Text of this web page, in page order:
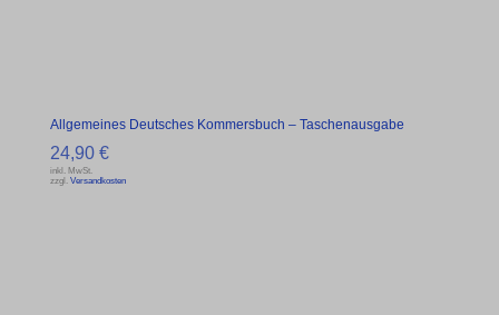
Allgemeines Deutsches Kommersbuch – Taschenausgabe
24,90 €
inkl. MwSt.
zzgl. Versandkosten